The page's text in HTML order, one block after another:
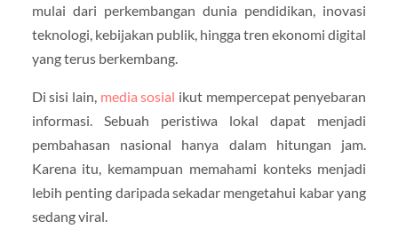
mulai dari perkembangan dunia pendidikan, inovasi
teknologi, kebijakan publik, hingga tren ekonomi digital
yang terus berkembang.
Di sisi lain, media sosial ikut mempercepat penyebaran
informasi. Sebuah peristiwa lokal dapat menjadi
pembahasan nasional hanya dalam hitungan jam.
Karena itu, kemampuan memahami konteks menjadi
lebih penting daripada sekadar mengetahui kabar yang
sedang viral.